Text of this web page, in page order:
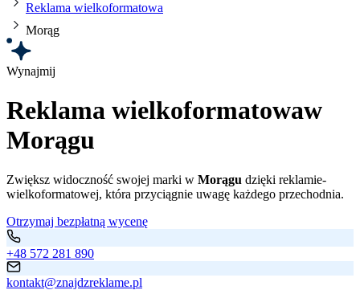
Reklama wielkoformatowa
Morąg
Wynajmij
Reklama wielkoformatowaw
Morągu
Zwiększ widoczność swojej marki w Morągu dzięki reklamie-
wielkoformatowej, która przyciągnie uwagę każdego przechodnia.
Otrzymaj bezpłatną wycenę
+48 572 281 890
kontakt@znajdzreklame.pl